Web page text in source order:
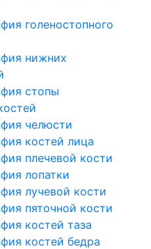
голеностопного
нижних
стопы
челюсти
костей лица
плечевой кости
лопатки
лучевой кости
пяточной кости
костей таза
костей бедра